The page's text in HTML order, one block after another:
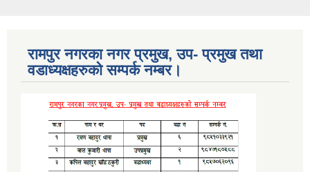
रामपुर नगरका नगर प्रमुख, उप- प्रमुख तथा
वडाध्यक्षहरुको सम्पर्क नम्बर।